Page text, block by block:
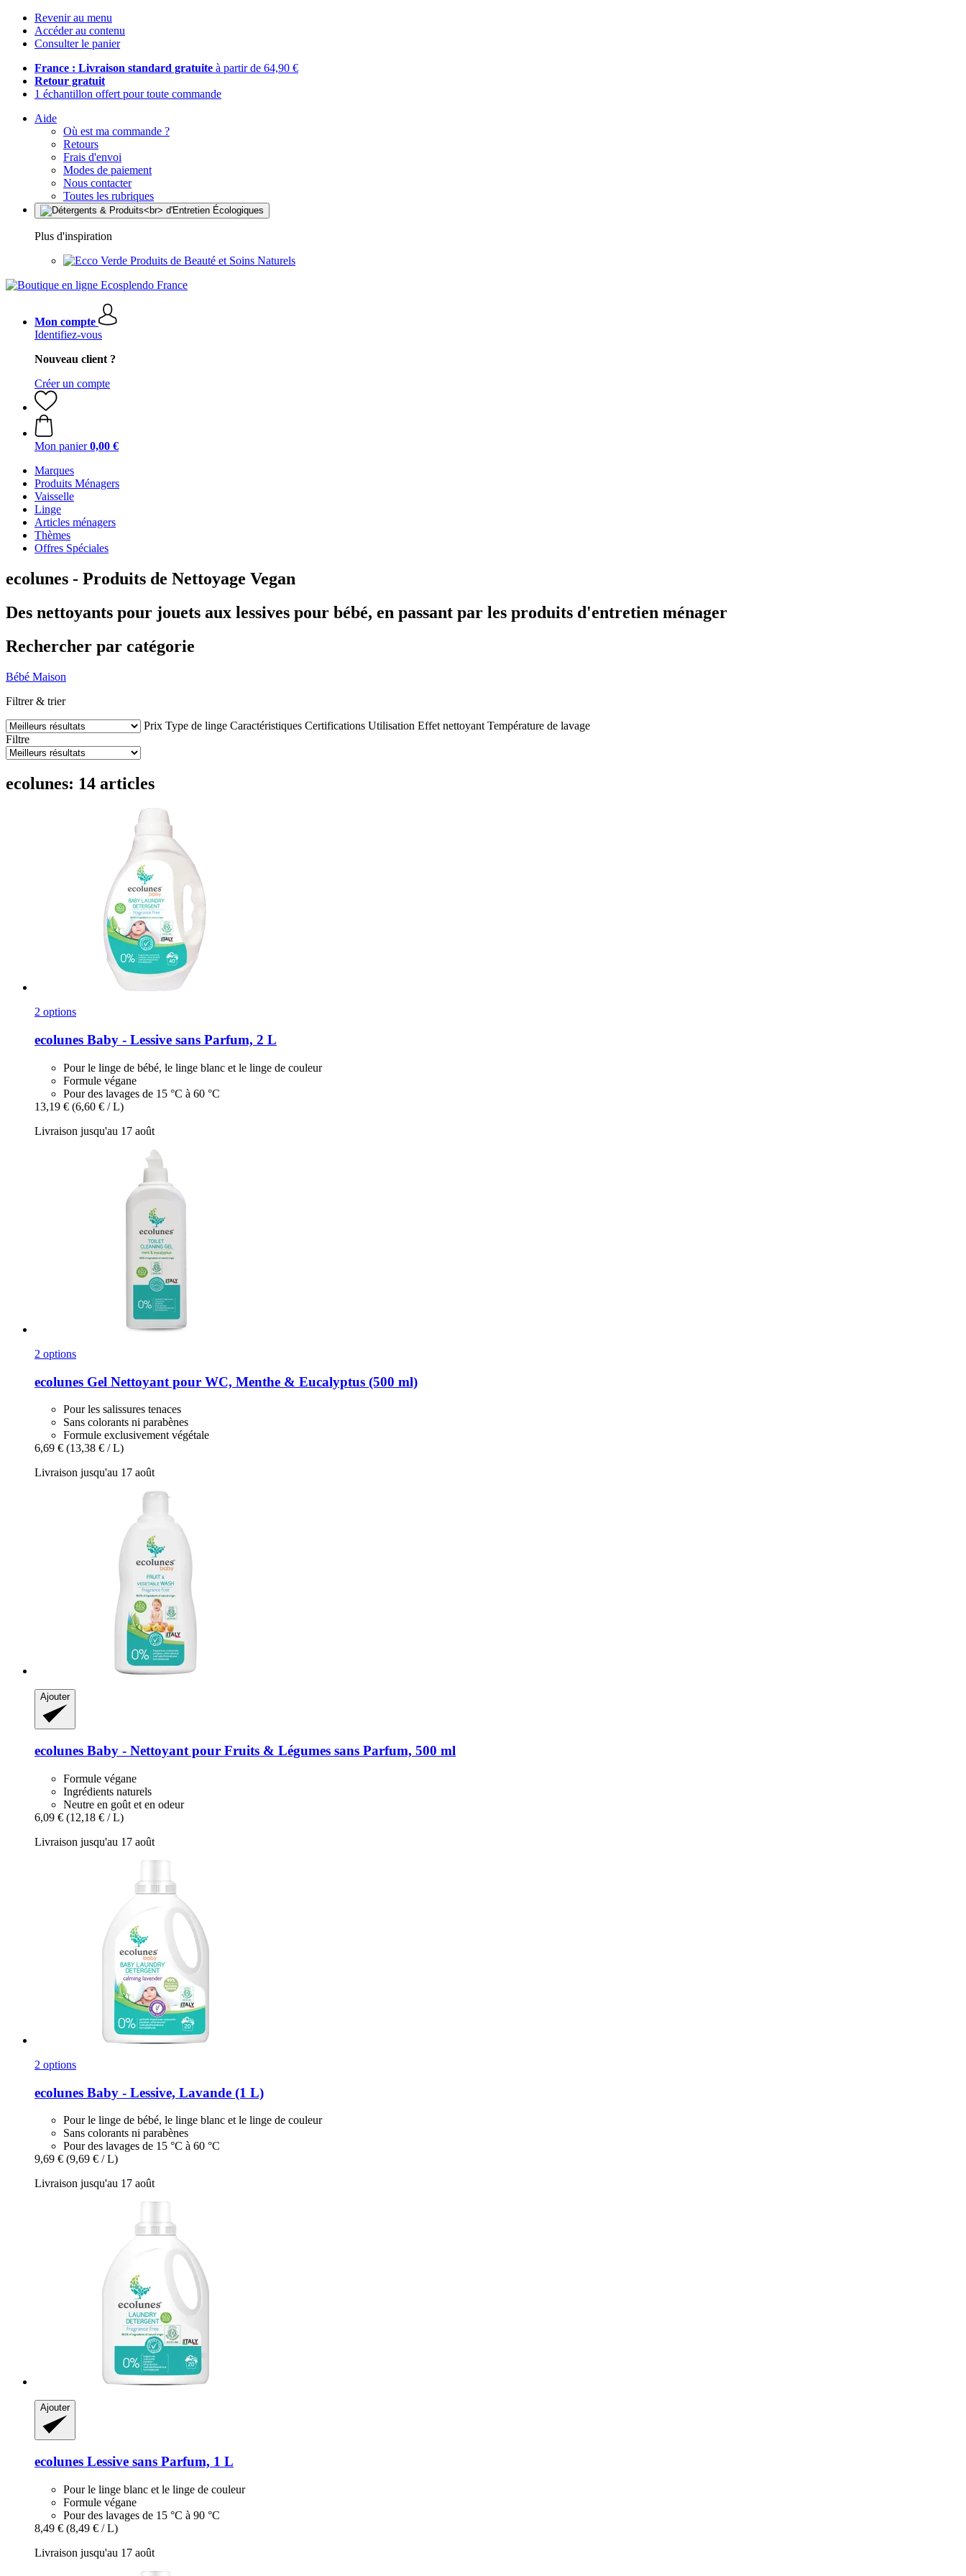
Revenir au menu
Accéder au contenu
Consulter le panier
France : Livraison standard gratuite à partir de 64,90 €
Retour gratuit
1 échantillon offert pour toute commande
Aide
Où est ma commande ?
Retours
Frais d'envoi
Modes de paiement
Nous contacter
Toutes les rubriques
Plus d'inspiration
Produits de Beauté et Soins Naturels
Mon compte
Identifiez-vous
Nouveau client ?
Créer un compte
Mon panier 0,00 €
Marques
Produits Ménagers
Vaisselle
Linge
Articles ménagers
Thèmes
Offres Spéciales
ecolunes - Produits de Nettoyage Vegan
Des nettoyants pour jouets aux lessives pour bébé, en passant par les produits d'entretien ménager
Rechercher par catégorie
Bébé Maison
Filtrer & trier
Prix Type de linge Caractéristiques Certifications Utilisation Effet nettoyant Température de lavage
Filtre
ecolunes: 14 articles
2 options
ecolunes Baby -​ Lessive sans Parfum, 2 L
Pour le linge de bébé, le linge blanc et le linge de couleur
Formule végane
Pour des lavages de 15 °C à 60 °C
13,19 € (6,60 € / L)
Livraison jusqu'au 17 août
2 options
ecolunes Gel Nettoyant pour WC, Menthe & Eucalyptus (500 ml)
Pour les salissures tenaces
Sans colorants ni parabènes
Formule exclusivement végétale
6,69 € (13,38 € / L)
Livraison jusqu'au 17 août
Ajouter
ecolunes Baby -​ Nettoyant pour Fruits & Légumes sans Parfum, 500 ml
Formule végane
Ingrédients naturels
Neutre en goût et en odeur
6,09 € (12,18 € / L)
Livraison jusqu'au 17 août
2 options
ecolunes Baby -​ Lessive, Lavande (1 L)
Pour le linge de bébé, le linge blanc et le linge de couleur
Sans colorants ni parabènes
Pour des lavages de 15 °C à 60 °C
9,69 € (9,69 € / L)
Livraison jusqu'au 17 août
Ajouter
ecolunes Lessive sans Parfum, 1 L
Pour le linge blanc et le linge de couleur
Formule végane
Pour des lavages de 15 °C à 90 °C
8,49 € (8,49 € / L)
Livraison jusqu'au 17 août